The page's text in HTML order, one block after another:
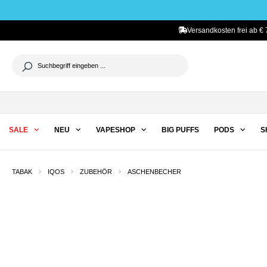
Versandkosten frei ab €
SALE NEU VAPESHOP BIG PUFFS PODS
TABAK IQOS ZUBEHÖR ASCHENBECHER